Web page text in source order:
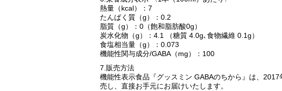
熱量（kcal）：7
たんぱく質（g）：0.2
脂質（g）：0（飽和脂肪酸0g）
炭水化物（g）：4.1 （糖質 4.0g､食物繊維 0.1g）
食塩相当量（g）：0.073
機能性関与成分/GABA（mg）：100
7.販売方法
機能性表示食品『グッスミン GABAのちから』は、
売し、直接お手元にお届けいたします。